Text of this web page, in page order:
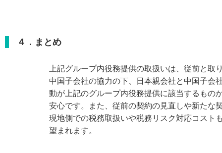
４．まとめ
上記グループ内役務提供の取扱いは、従前と取
中国子会社の協力の下、日本親会社と中国子会
動が上記のグループ内役務提供に該当するもの
安心です。また、従前の契約の見直しや新たな
現地側での税務取扱いや税務リスク対応コスト
望まれます。